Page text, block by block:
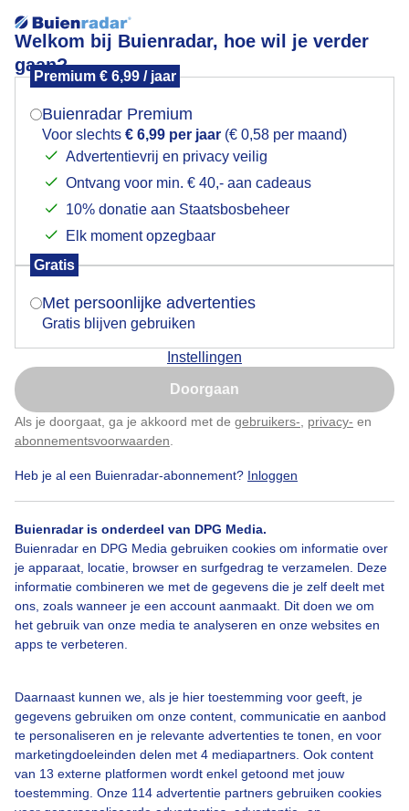
Welkom bij Buienradar, hoe wil je verder
gaan?
Premium € 6,99 / jaar
Buienradar Premium
Voor slechts € 6,99 per jaar (€ 0,58 per maand)
Advertentievrij en privacy veilig
Ontvang voor min. € 40,- aan cadeaus
10% donatie aan Staatsbosbeheer
Elk moment opzegbaar
Gratis
Met persoonlijke advertenties
Gratis blijven gebruiken
Instellingen
Doorgaan
Als je doorgaat, ga je akkoord met de gebruikers- privacy- en
abonnementsvoorwaarden
Heb je al een Buienradar-abonnement? Inloggen
Buienradar is onderdeel van DPG Media.
Buienradar en DPG Media gebruiken cookies om informatie over
je apparaat, locatie, browser en surfgedrag te verzamelen. Deze
informatie combineren we met de gegevens die je zelf deelt met
ons, zoals wanneer je een account aanmaakt. Dit doen we om
het gebruik van onze media te analyseren en onze websites en
apps te verbeteren.
Daarnaast kunnen we, als je hier toestemming voor geeft, je
gegevens gebruiken om onze content, communicatie en aanbod
te personaliseren en je relevante advertenties te tonen, en voor
marketingdoeleinden delen met 4 mediapartners. Ook content
van 13 externe platformen wordt enkel getoond met jouw
toestemming. Onze 114 advertentie partners gebruiken cookies
Stevige hagelbui
Door: ria brasser Gemaakt: 24-04-2024, 64x bekeken
Stevigehagelbui
Bekijk slideshow
Mogen we je locatie gebruiken voor het
Indien je hier nog geen akkoord op hebt gegeven,
verschijnt er zo een pop-up uit je browser waarin
Is goed, toon de popup
Nu niet, misschien later
Klik hierom dit aan te passen